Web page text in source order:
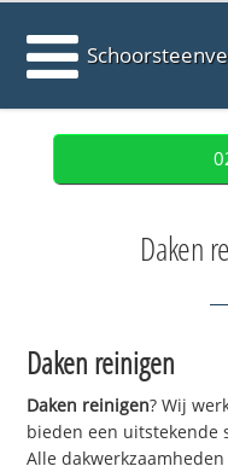
Daken
Daken reinigen
Daken reinigen? Wij
bieden een uitstekende
Alle